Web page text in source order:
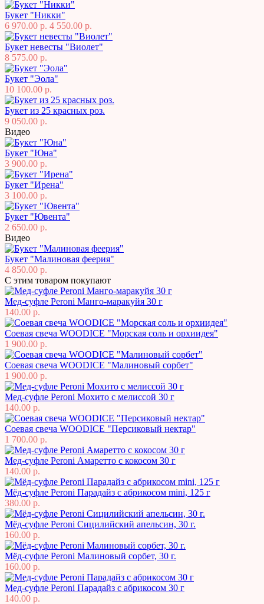
Букет "Никки"
6 970.00 р. 4 550.00 р.
Букет невесты "Виолет"
8 575.00 р.
Букет "Эола"
10 100.00 р.
Букет из 25 красных роз.
9 050.00 р.
Видео
Букет "Юна"
3 900.00 р.
Букет "Ирена"
3 100.00 р.
Букет "Ювента"
2 650.00 р.
Видео
Букет "Малиновая феерия"
4 850.00 р.
С этим товаром покупают
Мед-суфле Peroni Манго-маракуйя 30 г
140.00 р.
Соевая свеча WOODICE "Морская соль и орхиидея"
1 900.00 р.
Соевая свеча WOODICE "Малиновый сорбет"
1 900.00 р.
Мед-суфле Peroni Мохито с мелиссой 30 г
140.00 р.
Соевая свеча WOODICE "Персиковый нектар"
1 700.00 р.
Мед-суфле Peroni Амаретто с кокосом 30 г
140.00 р.
Мёд-суфле Peroni Парадайз с абрикосом mini, 125 г
380.00 р.
Мёд-суфле Peroni Сицилийский апельсин, 30 г.
160.00 р.
Мёд-суфле Peroni Малиновый сорбет, 30 г.
160.00 р.
Мед-суфле Peroni Парадайз с абрикосом 30 г
140.00 р.